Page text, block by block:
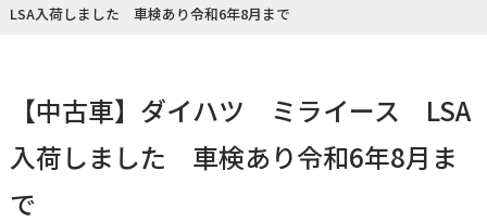
LSA入荷しました 車検あり令和6年8月まで
【中古車】ダイハツ ミライース LSA
入荷しました 車検あり令和6年8月ま
で